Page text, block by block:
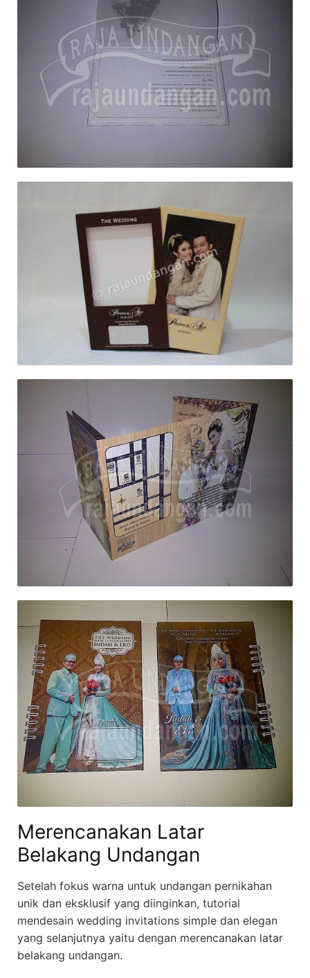
Merencanakan Latar
Belakang Undangan
Setelah fokus warna untuk undangan pernikahan
unik dan eksklusif yang diinginkan, tutorial
mendesain wedding invitations simple dan elegan
yang selanjutnya yaitu dengan merencanakan latar
belakang undangan.